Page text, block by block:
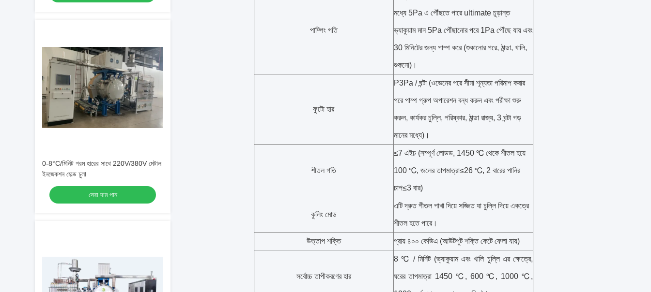
0-8°C/মিনিট গরম হারের সাথে 220V/380V মেটাল
ইনজেকশন মোল্ড চুলা
সেরা দাম পান
পাম্পিং গতি
মধ্যে 5Pa এ পৌঁছতে পারে ultimate চূড়ান্ত
ভ্যাকুয়াম মান 5Pa পৌঁছানোর পরে 1Pa পৌঁছে যায় এবং
30 মিনিটের জন্য পাম্প করে (শুকানোর পরে, ঠান্ডা, খালি,
শুকনো)।
ফুটো হার
P3Pa / ঘন্টা (ওভেনের পরে সীমা শূন্যতা পরিমাপ করার
পরে পাম্প গ্রুপ অপারেশন বন্ধ করুন এবং পরীক্ষা শুরু
করুন, কার্যকর চুল্লি, পরিষ্কার, ঠান্ডা রাজ্য, 3 ঘন্টা গড়
মানের মধ্যে)।
শীতল গতি
≤7 এইচ (সম্পূর্ণ লোডড, 1450 ℃ থেকে শীতল হয়ে
100 ℃, জলের তাপমাত্রা≤26 ℃, 2 বারের পানির
চাপ≤3 বার)
কুলিং মোড
এটি দ্রুত শীতল পাখা দিয়ে সজ্জিত যা চুল্লি দিয়ে একত্রে
শীতল হতে পারে।
উত্তাপ শক্তি প্রায় ৪০০ কেভিএ (আউটপুট শক্তি কেটে ফেলা যায়)
সর্বোচ্চ তাপীকরণের হার
8 ℃ / মিনিট (ভ্যাকুয়াম এবং খালি চুল্লি এর ক্ষেত্রে,
ঘরের তাপমাত্রা 1450 ℃, 600 ℃, 1000 ℃,